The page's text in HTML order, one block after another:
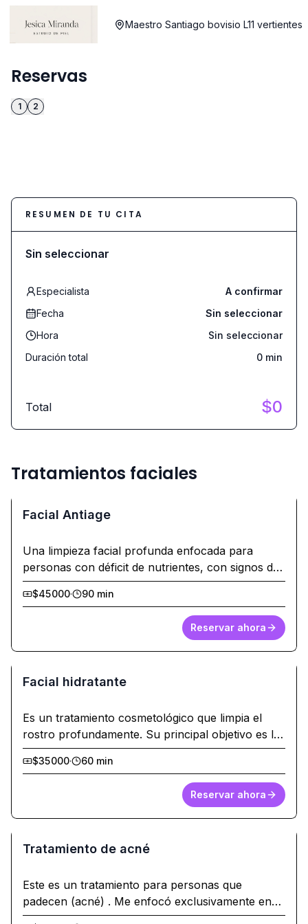
Maestro Santiago bovisio L11 vertientes
Reservas
1 2
RESUMEN DE TU CITA
Sin seleccionar
Especialista
A confirmar
Fecha
Sin seleccionar
Hora
Sin seleccionar
Duración total
0 min
Total $0
Tratamientos faciales
Facial Antiage
Una limpieza facial profunda enfocada para
personas con déficit de nutrientes, con signos de
expresión marcados y sin brillo. Debe realizarse
cada 15 días ° Limpiamos la piel ° Exfoliamos °
Hidratamos (Exosomas) ° Nutrimos °
manual
$45000· 90 min
Reservar ahora
Facial hidratante
Es un tratamiento cosmetológico que limpia el
rostro profundamente. Su principal objetivo es la
hidratación cutanea , sin permitir su evaporación
mediante productos ricos en nutrientes, lo cual lo
hace especial para todo tipo de piel y todos los
foto tipos cutáneos . Puede realizarse todo el
año. (Puntas de diamante , extracciones)
$35000· 60 min
Reservar ahora
Tratamiento de acné
Este es un tratamiento para personas que
padecen (acné) . Me enfocó exclusivamente en
esta afeccion y adapto el protocolo . Este